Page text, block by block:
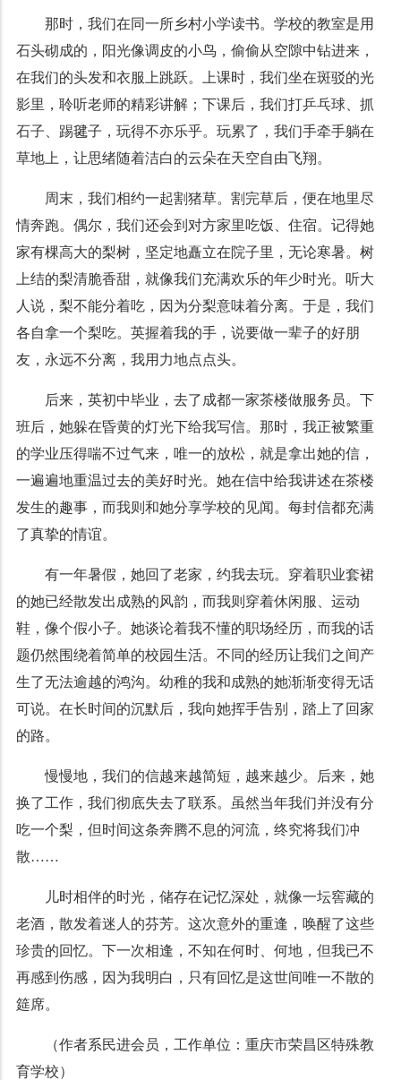
那时，我们在同一所乡村小学读书。学校的教室是用
石头砌成的，阳光像调皮的小鸟，偷偷从空隙中钻进来，
在我们的头发和衣服上跳跃。上课时，我们坐在斑驳的光
影里，聆听老师的精彩讲解；下课后，我们打乒乓球、抓
石子、踢毽子，玩得不亦乐乎。玩累了，我们手牵手躺在
草地上，让思绪随着洁白的云朵在天空自由飞翔。
周末，我们相约一起割猪草。割完草后，便在地里尽
情奔跑。偶尔，我们还会到对方家里吃饭、住宿。记得她
家有棵高大的梨树，坚定地矗立在院子里，无论寒暑。树
上结的梨清脆香甜，就像我们充满欢乐的年少时光。听大
人说，梨不能分着吃，因为分梨意味着分离。于是，我们
各自拿一个梨吃。英握着我的手，说要做一辈子的好朋
友，永远不分离，我用力地点点头。
后来，英初中毕业，去了成都一家茶楼做服务员。下
班后，她躲在昏黄的灯光下给我写信。那时，我正被繁重
的学业压得喘不过气来，唯一的放松，就是拿出她的信，
一遍遍地重温过去的美好时光。她在信中给我讲述在茶楼
发生的趣事，而我则和她分享学校的见闻。每封信都充满
了真挚的情谊。
有一年暑假，她回了老家，约我去玩。穿着职业套裙
的她已经散发出成熟的风韵，而我则穿着休闲服、运动
鞋，像个假小子。她谈论着我不懂的职场经历，而我的话
题仍然围绕着简单的校园生活。不同的经历让我们之间产
生了无法逾越的鸿沟。幼稚的我和成熟的她渐渐变得无话
可说。在长时间的沉默后，我向她挥手告别，踏上了回家
的路。
慢慢地，我们的信越来越简短，越来越少。后来，她
换了工作，我们彻底失去了联系。虽然当年我们并没有分
吃一个梨，但时间这条奔腾不息的河流，终究将我们冲
散……
儿时相伴的时光，储存在记忆深处，就像一坛窖藏的
老酒，散发着迷人的芬芳。这次意外的重逢，唤醒了这些
珍贵的回忆。下一次相逢，不知在何时、何地，但我已不
再感到伤感，因为我明白，只有回忆是这世间唯一不散的
筵席。
（作者系民进会员，工作单位：重庆市荣昌区特殊教
育学校）